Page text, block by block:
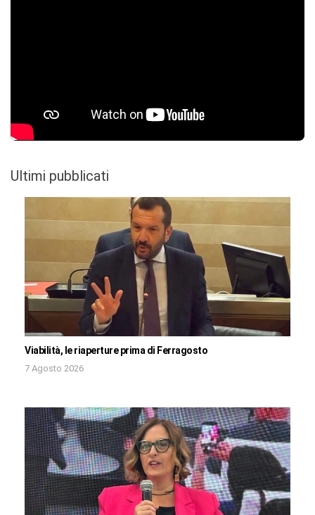
Ultimi pubblicati
Viabilità, le riaperture prima di Ferragosto
7 Agosto 2026